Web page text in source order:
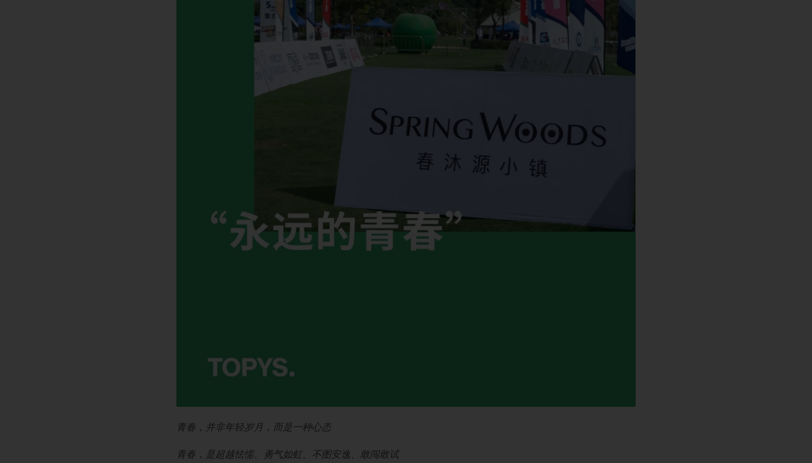
青春，并非年轻岁月，而是一种心态
青春，是超越怯懦、勇气如虹、不图安逸、敢闯敢试